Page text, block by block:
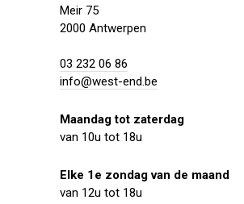
Meir 75
2000 Antwerpen
03 232 06 86
info@west-end.be
Maandag tot zaterdag
van 10u tot 18u
Elke 1e zondag van de maand
van 12u tot 18u